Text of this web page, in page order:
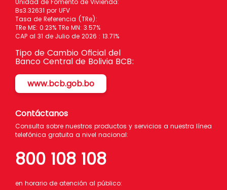
Bs3.32631 por UFV
Tasa de Referencia (TRe):
TRe ME: 0.23% TRe MN: 3.57%
CAP al 31 de Julio de 2026 : 13.71%
Tipo de Cambio Oficial del
Banco Central de Bolivia BCB:
www.bcb.gob.bo
Contáctanos
Consulta sobre nuestros productos y servicios a nuestra línea
telefónica gratuita a nivel nacional:
800 108 108
en horario de atención al público: